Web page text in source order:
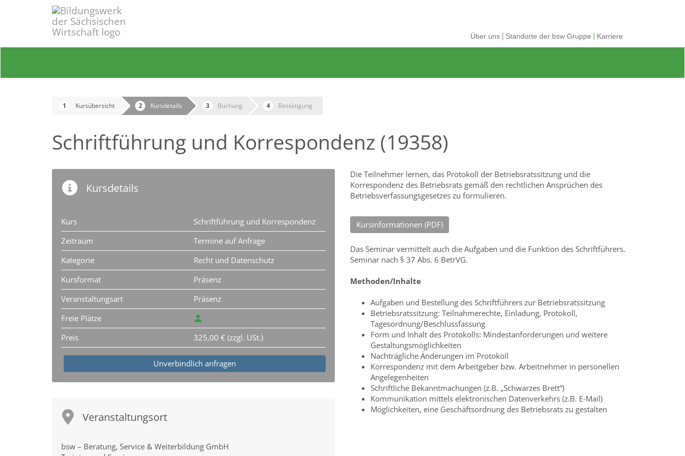
Über uns Standorte der bsw Gruppe Karriere
Kursübersicht Kursdetails Buchung Bestätigung
Schriftführung und Korrespondenz (19358)
Kursdetails
Kurs
Schriftführung und Korrespondenz
Zeitraum
Termine auf Anfrage
Kategorie
Recht und Datenschutz
Kursformat
Präsenz
Veranstaltungsart
Präsenz
Freie Plätze
Preis
325,00 € (zzgl. USt.)
Unverbindlich anfragen
Die Teilnehmer lernen, das Protokoll der Betriebsratssitzung und die
Korrespondenz des Betriebsrats gemäß den rechtlichen Ansprüchen des
Betriebsverfassungsgesetzes zu formulieren.
Kursinformationen (PDF)
Das Seminar vermittelt auch die Aufgaben und die Funktion des Schriftführers.
Seminar nach § 37 Abs. 6 BetrVG.
Methoden/Inhalte
Aufgaben und Bestellung des Schriftführers zur Betriebsratssitzung
Betriebsratssitzung: Teilnahmerechte, Einladung, Protokoll,
Tagesordnung/Beschlussfassung
Form und Inhalt des Protokolls: Mindestanforderungen und weitere
Gestaltungsmöglichkeiten
Nachträgliche Änderungen im Protokoll
Korrespondenz mit dem Arbeitgeber bzw. Arbeitnehmer in personellen
Angelegenheiten
Schriftliche Bekanntmachungen (z.B. „Schwarzes Brett“)
Kommunikation mittels elektronischen Datenverkehrs (z.B. E-Mail)
Möglichkeiten, eine Geschäftsordnung des Betriebsrats zu gestalten
Veranstaltungsort
bsw – Beratung, Service & Weiterbildung GmbH